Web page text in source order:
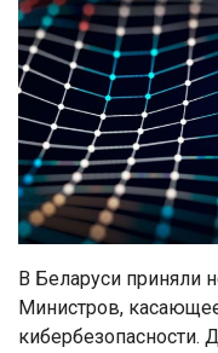
В Беларуси приняли
Министров,
кибербезопасности.